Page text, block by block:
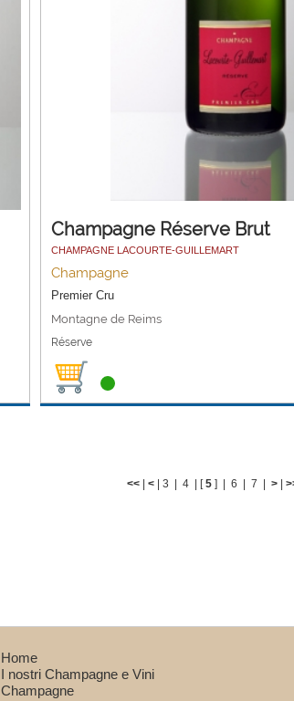
Champagne Réserve Brut
CHAMPAGNE LACOURTE-GUILLEMART
Champagne
Premier Cru
Montagne de Reims
Réserve
<<| < 3 4 | [5] | 6 7 >
Home
I nostri Champagne e Vini
Champagne